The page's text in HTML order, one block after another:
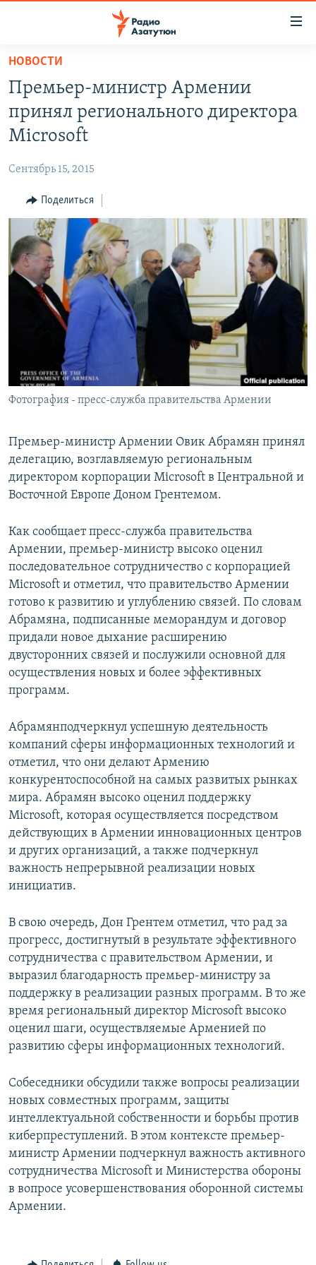
Перейти
основному
содержанию
Перейти
основной
навигации
Перейти
поиску
НОВОСТИ
ПОЛИТИКА
ЭКОНОМИКА
РЕГИОН
НАГОРНЫЙ КАРАБАХ
КУЛЬТУРА
СПОРТ
АРХИВ
Հայերեն
Русский
НОВОСТИ
Премьер-министр Армении
принял регионального директора
Microsoft
Сентябрь 15, 2015
Поделиться
Фотография - пресс-служба правительства Армении
Премьер-министр Армении Овик Абрамян принял
делегацию, возглавляемую региональным
директором корпорации Microsoft в Центральной и
Восточной Европе Доном Грентемом.
Как сообщает пресс-служба правительства
Армении, премьер-министр высоко оценил
последовательное сотрудничество с корпорацией
Microsoft и отметил, что правительство Армении
готово к развитию и углублению связей. По словам
Абрамяна, подписанные меморандум и договор
придали новое дыхание расширению
двусторонних связей и послужили основной для
осуществления новых и более эффективных
программ.
Абрамянподчеркнул успешную деятельность
компаний сферы информационных технологий и
отметил, что они делают Армению
конкурентоспособной на самых развитых рынках
мира. Абрамян высоко оценил поддержку
Microsoft, которая осуществляется посредством
действующих в Армении инновационных центров
и других организаций, а также подчеркнул
важность непрерывной реализации новых
инициатив.
В свою очередь, Дон Грентем отметил, что рад за
прогресс, достигнутый в результате эффективного
сотрудничества с правительством Армении, и
выразил благодарность премьер-министру за
поддержку в реализации разных программ. В то же
время региональный директор Microsoft высоко
оценил шаги, осуществляемые Арменией по
развитию сферы информационных технологий.
Собеседники обсудили также вопросы реализации
новых совместных программ, защиты
интеллектуальной собственности и борьбы против
киберпреступлений. В этом контексте премьер-
министр Армении подчеркнул важность активного
сотрудничества Microsoft и Министерства обороны
в вопросе усовершенствования оборонной системы
Армении.